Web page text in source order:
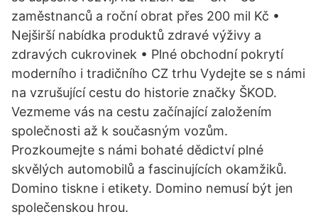
zaměstnanců a roční obrat přes 200 mil Kč •
Nejširší nabídka produktů zdravé výživy a
zdravých cukrovinek • Plné obchodní pokrytí
moderního i tradičního CZ trhu Vydejte se s námi
na vzrušující cestu do historie značky ŠKOD.
Vezmeme vás na cestu začínající založením
společnosti až k současným vozům.
Prozkoumejte s námi bohaté dědictví plné
skvělých automobilů a fascinujících okamžiků.
Domino tiskne i etikety. Domino nemusí být jen
společenskou hrou.